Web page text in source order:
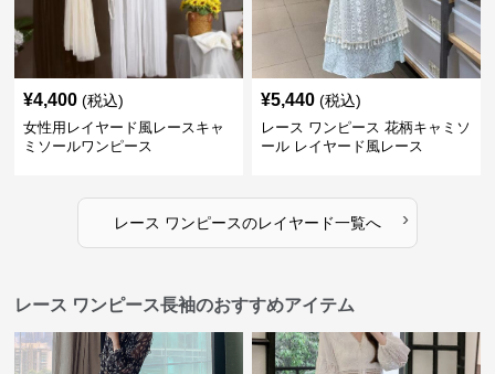
¥4,400 (税込)
女性用レイヤード風レースキャ
ミソールワンピース
¥5,440 (税込)
レース ワンピース 花柄キャミソ
ール レイヤード風レース
レース ワンピースのレイヤード一覧へ ›
レース ワンピース長袖のおすすめアイテム